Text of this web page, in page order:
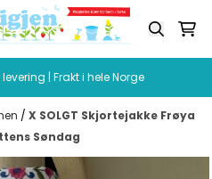
| Frakt i hele Norge
/ X SOLGT Skjortejakke Frøya
Søndag